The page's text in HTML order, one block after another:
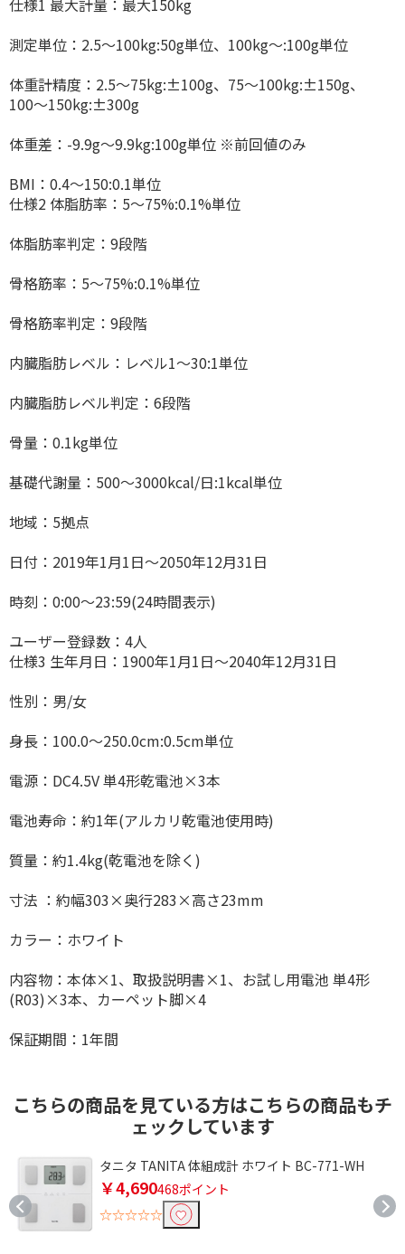
仕様1 最大計量：最大150kg
測定単位：2.5〜100kg:50g単位、100kg〜:100g単位
体重計精度：2.5〜75kg:±100g、75〜100kg:±150g、
100〜150kg:±300g
体重差：-9.9g〜9.9kg:100g単位 ※前回値のみ
BMI：0.4〜150:0.1単位
仕様2 体脂肪率：5〜75%:0.1%単位
体脂肪率判定：9段階
骨格筋率：5〜75%:0.1%単位
骨格筋率判定：9段階
内臓脂肪レベル：レベル1〜30:1単位
内臓脂肪レベル判定：6段階
骨量：0.1kg単位
基礎代謝量：500〜3000kcal/日:1kcal単位
地域：5拠点
日付：2019年1月1日〜2050年12月31日
時刻：0:00〜23:59(24時間表示)
ユーザー登録数：4人
仕様3 生年月日：1900年1月1日〜2040年12月31日
性別：男/女
身長：100.0〜250.0cm:0.5cm単位
電源：DC4.5V 単4形乾電池×3本
電池寿命：約1年(アルカリ乾電池使用時)
質量：約1.4kg(乾電池を除く)
寸法 ：約幅303×奥行283×高さ23mm
カラー：ホワイト
内容物：本体×1、取扱説明書×1、お試し用電池 単4形
(R03)×3本、カーペット脚×4
保証期間：1年間
こちらの商品を見ている方はこちらの商品もチ
ェックしています
タニタ TANITA 体組成計 ホワイト BC-771-WH
￥4,690468ポイント
☆☆☆☆☆